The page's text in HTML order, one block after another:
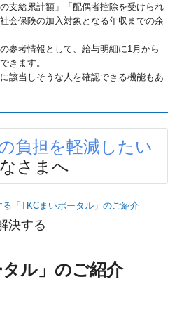
支給累計額」「配偶者控除を受けられ
会保険の加入対象となる年収までの余
参考情報として、給与明細に1月から
きます。
該当しそうな人を確認できる機能もあ
負担を軽減したい
さまへ
決する
タル」のご紹介